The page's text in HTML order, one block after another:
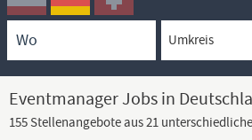
Eventmanager Jobs in
155 Stellenangebote aus 21